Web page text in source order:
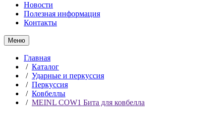
Новости
Полезная информация
Контакты
Меню
Главная
/ Каталог
/ Ударные и перкуссия
/ Перкуссия
/ Ковбеллы
/ MEINL COW1 Бита для ковбелла